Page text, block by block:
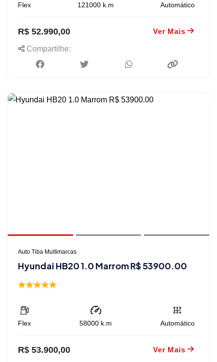
Flex 121000 k.m Automático
R$ 52.990,00 Ver Mais
Compartilhe:
Auto Tiba Multimarcas
Hyundai HB20 1.0 Marrom R$ 53900.00
Flex 58000 k.m Automático
R$ 53.900,00 Ver Mais